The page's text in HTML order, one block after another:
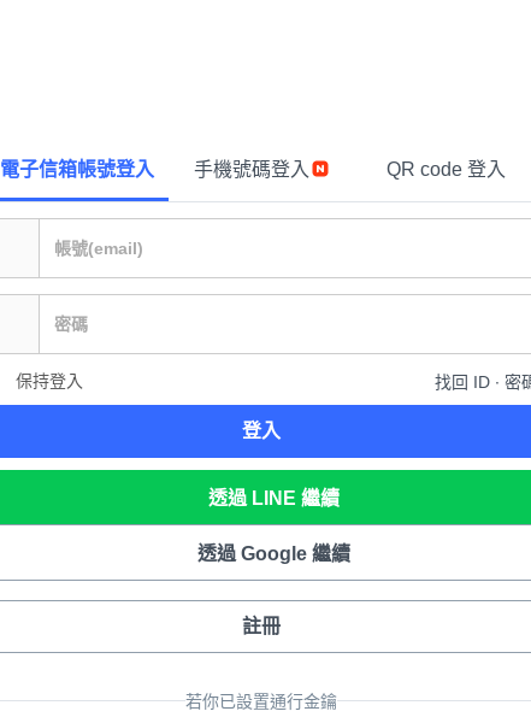
電子信箱帳號登入 手機號碼登入 QR code 登入
保持登入 找回 ID ∙ 密
登入
透過 LINE 繼續
透過 Google 繼續
註冊
若你已設置通行金鑰